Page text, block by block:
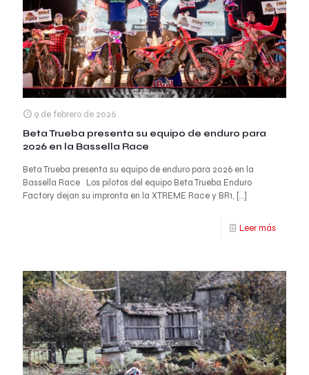
9 de febrero de 2026
Beta Trueba presenta su equipo de enduro para
2026 en la Bassella Race
Beta Trueba presenta su equipo de enduro para 2026 en la
Bassella Race Los pilotos del equipo Beta Trueba Enduro
Factory dejan su impronta en la XTREME Race y BR1, […]
Leer más